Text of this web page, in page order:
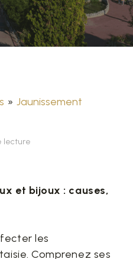
» Jaunissement
lecture
et bijoux : causes,
les
Comprenez ses